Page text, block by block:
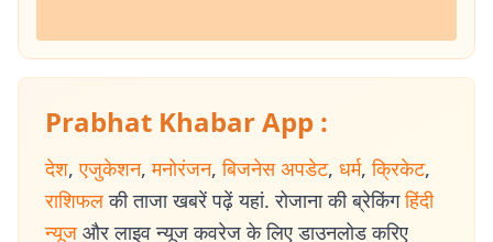
Prabhat Khabar App :
देश, एजुकेशन, मनोरंजन, बिजनेस अपडेट, धर्म, क्रिकेट,
राशिफल की ताजा खबरें पढ़ें यहां. रोजाना की ब्रेकिंग हिंदी
न्यूज और लाइव न्यूज कवरेज के लिए डाउनलोड करिए